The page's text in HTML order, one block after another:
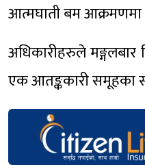
आत्मघाती बम आक्रमणमा
अधिकारीहरुले
एक आतङ्ककारी समूहका